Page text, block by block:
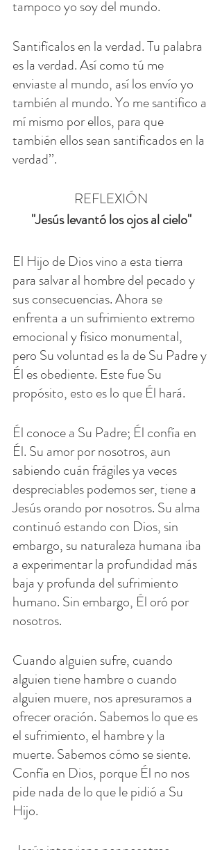
tampoco yo soy del mundo.
Santifícalos en la verdad. Tu palabra
es la verdad. Así como tú me
enviaste al mundo, así los envío yo
también al mundo. Yo me santifico a
mí mismo por ellos, para que
también ellos sean santificados en la
verdad’’.
REFLEXIÓN
"Jesús levantó los ojos al cielo"
El Hijo de Dios vino a esta tierra
para salvar al hombre del pecado y
sus consecuencias. Ahora se
enfrenta a un sufrimiento extremo
emocional y físico monumental,
pero Su voluntad es la de Su Padre y
Él es obediente. Este fue Su
propósito, esto es lo que Él hará.
Él conoce a Su Padre; Él confía en
Él. Su amor por nosotros, aun
sabiendo cuán frágiles ya veces
despreciables podemos ser, tiene a
Jesús orando por nosotros. Su alma
continuó estando con Dios, sin
embargo, su naturaleza humana iba
a experimentar la profundidad más
baja y profunda del sufrimiento
humano. Sin embargo, Él oró por
nosotros.
Cuando alguien sufre, cuando
alguien tiene hambre o cuando
alguien muere, nos apresuramos a
ofrecer oración. Sabemos lo que es
el sufrimiento, el hambre y la
muerte. Sabemos cómo se siente.
Confía en Dios, porque Él no nos
pide nada de lo que le pidió a Su
Hijo.